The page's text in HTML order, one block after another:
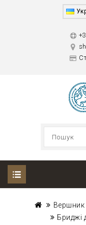
Вершник
Бриджі